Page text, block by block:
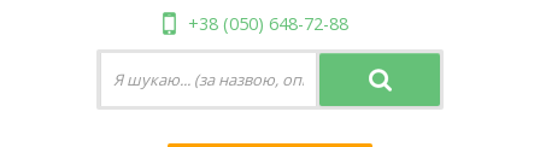
+38 (050) 648-72-88